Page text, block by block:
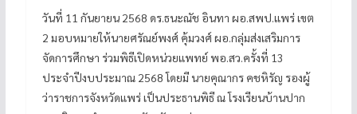
วันที่ 11 กันยายน 2568 ดร.ธนะณัช อินทา ผอ.สพป.แพร่ เขต
2 มอบหมายให้นายศรัณย์พงศ์ คุ้มวงศ์ ผอ.กลุ่มส่งเสริมการ
จัดการศึกษา ร่วมพิธีเปิดหน่วยแพทย์ พอ.สว.ครั้งที่ 13
ประจำปีงบประมาณ 2568 โดยมี นายคุณากร คชหิรัญ รองผู้
ว่าราชการจังหวัดแพร่ เป็นประธานพิธี ณ โรงเรียนบ้านปาก